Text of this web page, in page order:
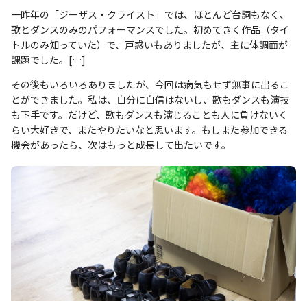
一昨年の「ジーザス・クライスト」では、ほとんど台詞もなく、
歌とダンスのみのパフォーマンスでした。初めてきく作品（タイ
トルのみ知っていた）で、戸惑いもありましたが、主に体調面が
課題でした。[…]
その後もいろいろありましたが、今回は病気もせず無事に出るこ
とができました。私は、自分に自信はないし、歌もダンスも演技
も下手です。だけど、歌もダンスも演じることも人に負けないく
らい大好きで、またやりたいなと思います。もしまた参加できる
機会があったら、次はもっと成長して出たいです。